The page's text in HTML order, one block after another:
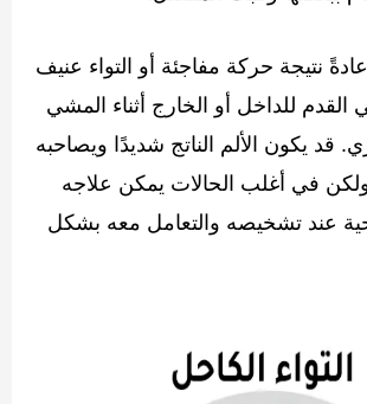
نتيجة حركة مفاجئة أو التواء عنيف
القدم للداخل أو الخارج أثناء المشي
قد يكون الألم الناتج شديدًا ويصاحبه
في أغلب الحالات يمكن علاجه
عند تشخيصه والتعامل معه بشكل